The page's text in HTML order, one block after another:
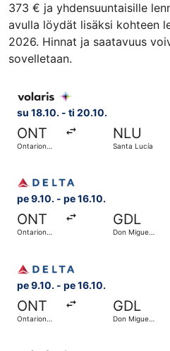
373 € ja yhdensuuntaisille
avulla löydät lisäksi kohteen
2026. Hinnat ja saatavuus
sovelletaan.
su 18.10. - ti 20.10.
ONT
Ontarion
NLU
Santa Lucía
pe 9.10. - pe 16.10.
ONT
Ontarion
GDL
Don Miguel
pe 9.10. - pe 16.10.
ONT
Ontarion
GDL
Don Miguel